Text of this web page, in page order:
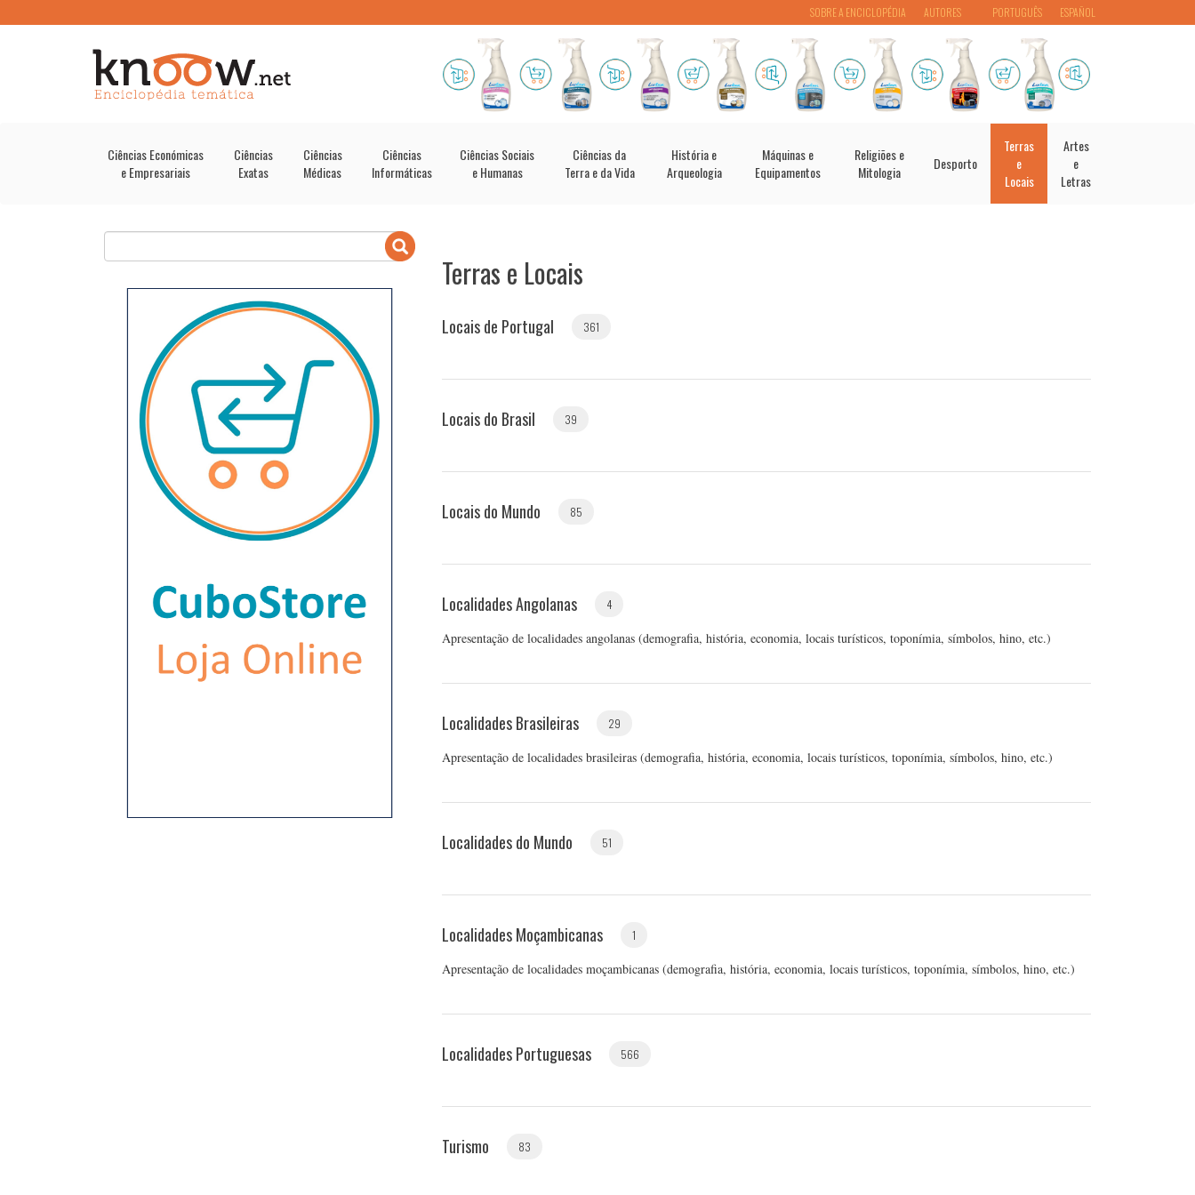
PORTUGUÊS ESPAÑOL
SOBRE A ENCICLOPÉDIA AUTORES
Ciências Económicas
e Empresariais
Ciências
Exatas
Ciências
Médicas
Ciências
Informáticas
Ciências Sociais
e Humanas
Ciências da
Terra e da Vida
História e
Arqueologia
Máquinas e
Equipamentos
Religiões e
Mitologia
Desporto
Terras
e
Locais
Artes
e
Letras
Terras e Locais
Locais de Portugal 361
Locais do Brasil 39
Locais do Mundo 85
Localidades Angolanas 4
Apresentação de localidades angolanas (demografia, história, economia, locais turísticos, toponímia, símbolos, hino, etc.)
Localidades Brasileiras 29
Apresentação de localidades brasileiras (demografia, história, economia, locais turísticos, toponímia, símbolos, hino, etc.)
Localidades do Mundo 51
Localidades Moçambicanas 1
Apresentação de localidades moçambicanas (demografia, história, economia, locais turísticos, toponímia, símbolos, hino, etc.)
Localidades Portuguesas 566
Turismo 83